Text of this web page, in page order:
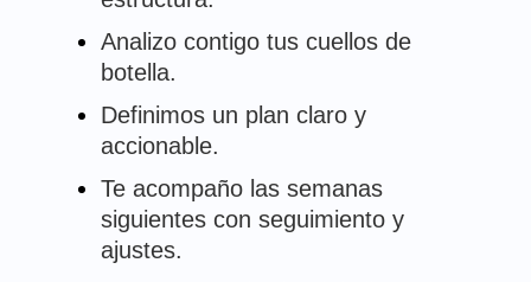
Analizo contigo tus cuellos de
botella.
Definimos un plan claro y
accionable.
Te acompaño las semanas
siguientes con seguimiento y
ajustes.